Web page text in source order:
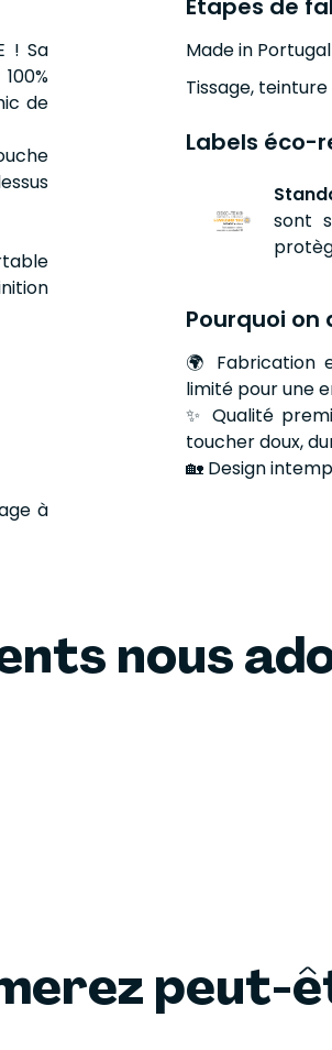
! Sa
de
à
Etapes de
Made in Portugal
Tissage,
Labels éco-
sont
Pourquoi on
🌍 Fabrication
limité pour une
✨ Qualité
toucher doux,
🏡 Design
nous
peut-